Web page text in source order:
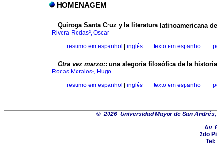
HOMENAGEM
· Quiroga Santa Cruz y la literatura latinoamericana
Rivera-Rodas², Oscar
· resumo em espanhol | inglês · texto em espanhol ·
· Otra vez marzo:: una alegoría filosófica de la historia
Rodas Morales¹, Hugo
· resumo em espanhol inglês · texto em espanhol ·
©2026 Universidad Mayor de San
Av.
2do
Tel: